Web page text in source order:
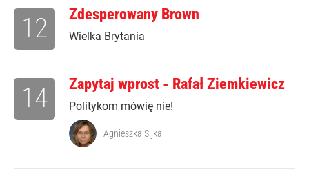
Zdesperowany Brown
Wielka Brytania
12
Zapytaj wprost - Rafał Ziemkiewicz
Politykom mówię nie!
14
Agnieszka Sijka